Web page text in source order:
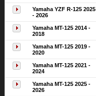
Yamaha YZF R-125 2025
- 2026
Yamaha MT-125 2014 -
2018
Yamaha MT-125 2019 -
2020
Yamaha MT-125 2021 -
2024
Yamaha MT-125 2025 -
2026